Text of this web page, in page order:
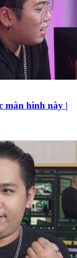
màn hình này |